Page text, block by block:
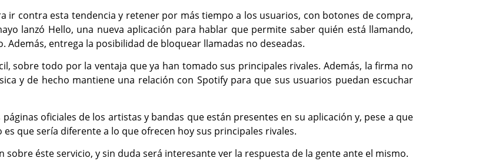
ir contra esta tendencia y retener por más tiempo a los usuarios, con botones de compra,
lanzó Hello, una nueva aplicación para hablar que permite saber quién está llamando,
entrega la posibilidad de bloquear llamadas no deseadas.
sobre todo por la ventaja que ya han tomado sus principales rivales. Además, la firma no
y de hecho mantiene una relación con Spotify para que sus usuarios puedan escuchar
oficiales de los artistas y bandas que están presentes en su aplicación y, pese a que
que sería diferente a lo que ofrecen hoy sus principales rivales.
éste servicio, y sin duda será interesante ver la respuesta de la gente ante el mismo.